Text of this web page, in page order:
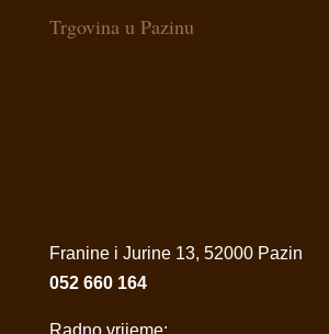
Trgovina u Pazinu
Franine i Jurine 13, 52000 Pazin
052 660 164
Radno vrijeme: